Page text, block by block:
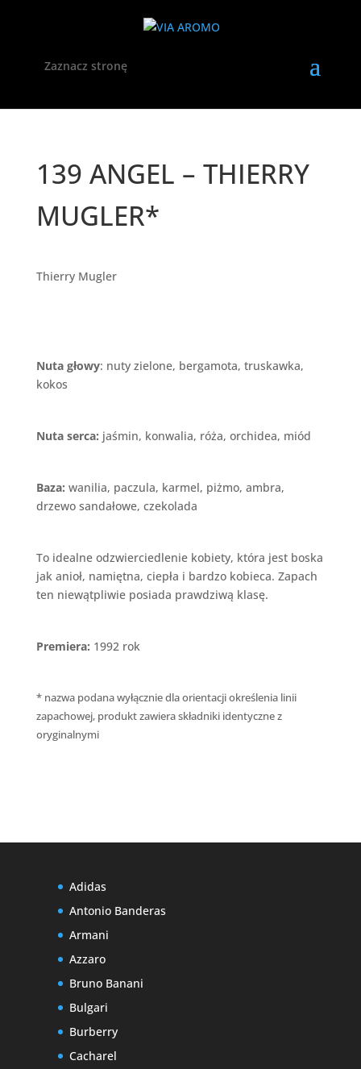
Zaznacz stronę
139 ANGEL – THIERRY
MUGLER*
Thierry Mugler
Nuta głowy: nuty zielone, bergamota, truskawka,
kokos
Nuta serca: jaśmin, konwalia, róża, orchidea, miód
Baza: wanilia, paczula, karmel, piżmo, ambra,
drzewo sandałowe, czekolada
To idealne odzwierciedlenie kobiety, która jest boska
jak anioł, namiętna, ciepła i bardzo kobieca. Zapach
ten niewątpliwie posiada prawdziwą klasę.
Premiera: 1992 rok
* nazwa podana wyłącznie dla orientacji określenia linii
zapachowej, produkt zawiera składniki identyczne z
oryginalnymi
Adidas
Antonio Banderas
Armani
Azzaro
Bruno Banani
Bulgari
Burberry
Cacharel